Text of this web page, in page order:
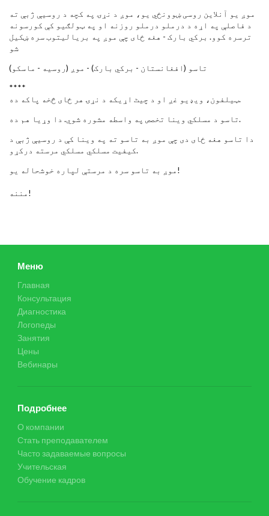
موږ یو آنلاین روسی ښوونځي یو، موږ د نړۍ په کچه د روسیې ژبې ته
د فاصلې په اړه د درملو درملو روزنه او په ټولګیو کې کورسونه
ترسره کوو. برکي بارک - هغه ځای چې موږ په بریالیتوب سره ښکیل
شو
تاسو (افغانستان‬ - برکي بارک) - موږ (روسیه - ماسکو)
****
ټیلفون، ویډیو غږ او د چیٹ اړیکه د نړۍ هر ځای څخه پاکه ده.
تاسو د مسلکي وینا تخصص په واسطه مشوره شوي. دا وړیا هم ده.
دا تاسو هغه ځای دی چې موږ به تاسو ته په وینا کې د روسیې ژبې د
کیفیت مسلکي مسلکي مرسته درکړو.
موږ به تاسو سره د مرستې لپاره خوشحاله یو!
مننه!
Меню
Главная
Консультация
Диагностика
Логопеды
Занятия
Цены
Вебинары
Подробнее
О компании
Стать преподавателем
Часто задаваемые вопросы
Учительская
Обучение кадров